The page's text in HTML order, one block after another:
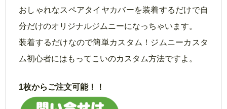
おしゃれなスペアタイヤカバーを装着するだけで自
分だけのオリジナルジムニーになっちゃいます。
装着するだけなので簡単カスタム！ジムニーカスタ
ム初心者にはもってこいのカスタム方法ですよ。
1枚からご注文可能！！